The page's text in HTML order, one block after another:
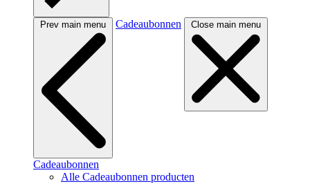
Prev main menu Cadeaubonnen Close main menu
Cadeaubonnen
Alle Cadeaubonnen producten